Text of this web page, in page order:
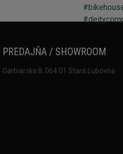
PREDAJŇA / SHOWROOM
Garbiarska 8, 064 01 Stará Ľubovňa